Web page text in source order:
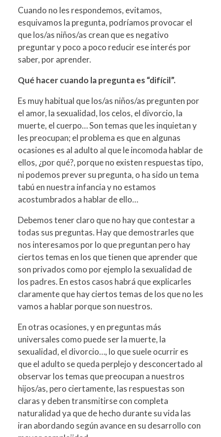
Cuando no les respondemos, evitamos,
esquivamos la pregunta, podríamos provocar el
que los/as niños/as crean que es negativo
preguntar y poco a poco reducir ese interés por
saber, por aprender.
Qué hacer cuando la pregunta es “difícil”.
Es muy habitual que los/as niños/as pregunten por
el amor, la sexualidad, los celos, el divorcio, la
muerte, el cuerpo… Son temas que les inquietan y
les preocupan; el problema es que en algunas
ocasiones es al adulto al que le incomoda hablar de
ellos, ¿por qué?, porque no existen respuestas tipo,
ni podemos prever su pregunta, o ha sido un tema
tabú en nuestra infancia y no estamos
acostumbrados a hablar de ello…
Debemos tener claro que no hay que contestar a
todas sus preguntas. Hay que demostrarles que
nos interesamos por lo que preguntan pero hay
ciertos temas en los que tienen que aprender que
son privados como por ejemplo la sexualidad de
los padres. En estos casos habrá que explicarles
claramente que hay ciertos temas de los que no les
vamos a hablar porque son nuestros.
En otras ocasiones, y en preguntas más
universales como puede ser la muerte, la
sexualidad, el divorcio…, lo que suele ocurrir es
que el adulto se queda perplejo y desconcertado al
observar los temas que preocupan a nuestros
hijos/as, pero ciertamente, las respuestas son
claras y deben transmitirse con completa
naturalidad ya que de hecho durante su vida las
iran abordando según avance en su desarrollo con